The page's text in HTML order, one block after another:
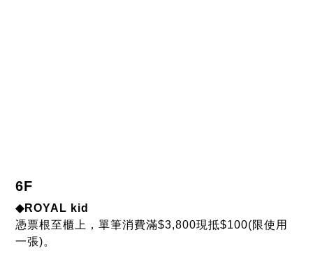
◆Fun box
憑票根消費$500折價$50(不與百貨卡優惠並用，不累
積折抵麗嬰紅利點數，樂高、一番賞不配合)。